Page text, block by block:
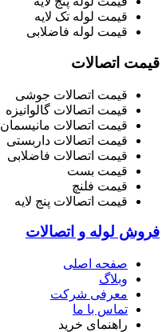
قیمت لوله تک لایه
قیمت لوله فاضلابی
قیمت اتصالات
قیمت اتصالات جوشی
قیمت اتصالات گالوانیزه
قیمت اتصالات مانیسمان
قیمت اتصالات داربستی
قیمت اتصالات فاضلابی
قیمت بست
قیمت فلنچ
قیمت اتصالات پنج لایه
فروش لوله و اتصالات
صفحه اصلی
وبلاگ
معرفی شرکت
تماس با ما
راهنمای خرید